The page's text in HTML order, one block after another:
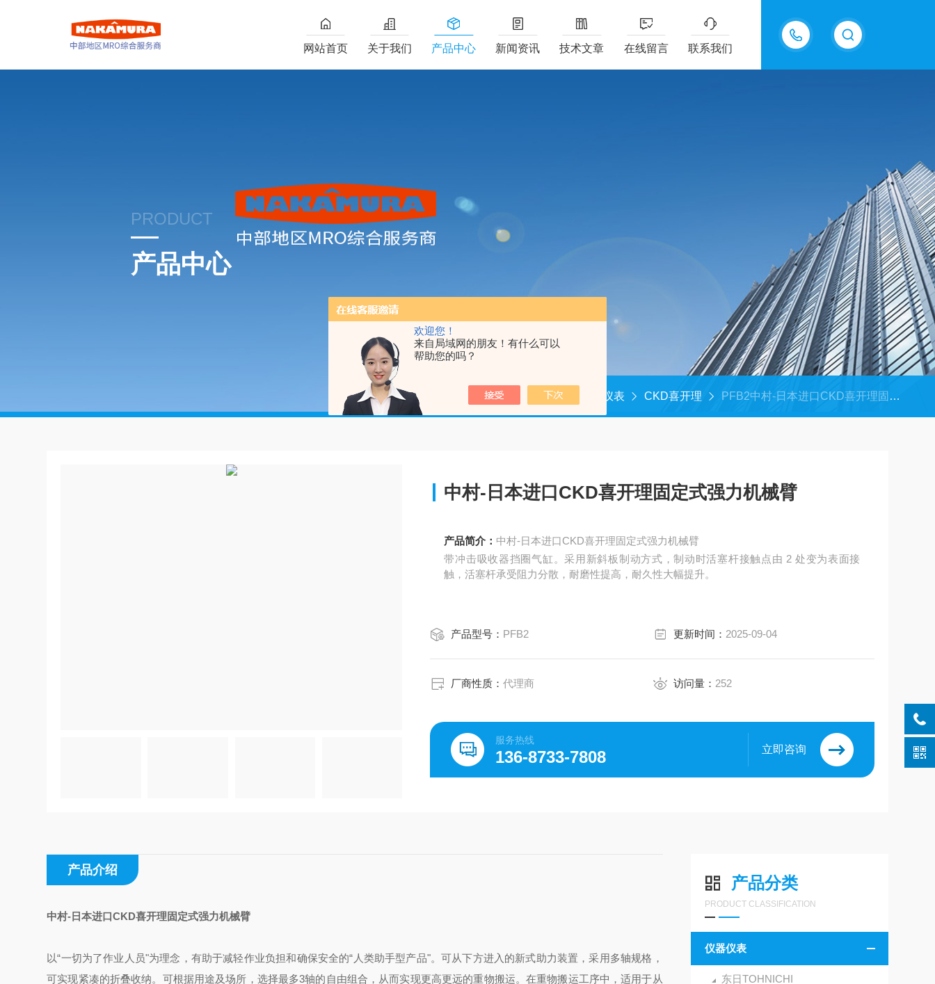
欢迎您！
来自局域网的朋友！有什么可以
帮助您的吗？
13687337808
网站首页 关于我们 产品中心 新闻资讯 技术文章 在线留言 联系我们
PRODUCT
产品中心
首页 产品中心 仪器仪表 CKD喜开理 PFB2中村-日本进口CKD喜开理固定式强力机械臂
中村-日本进口CKD喜开理固定式强力机械臂
产品简介： 中村-日本进口CKD喜开理固定式强力机械臂
带冲击吸收器挡圈气缸。采用新斜板制动方式，制动时活塞杆接触点由 2 处变为表面接
触，活塞杆承受阻力分散，耐磨性提高，耐久性大幅提升。
产品型号： PFB2 更新时间： 2025-09-04
厂商性质：代理商 访问量： 252
服务热线
136-8733-7808 立即咨询
产品分类
PRODUCT CLASSIFICATION
仪器仪表
东日TOHNICHI
产品介绍
中村-日本进口CKD喜开理固定式强力机械臂
以“一切为了作业人员"为理念，有助于减轻作业负担和确保安全的“人类助手型产品"。可从下方进入的新式助力装置，采用多轴规格，
可实现紧凑的折叠收纳。可根据用途及场所，选择最多3轴的自由组合，从而实现更高更远的重物搬运。在重物搬运工序中，适用于从